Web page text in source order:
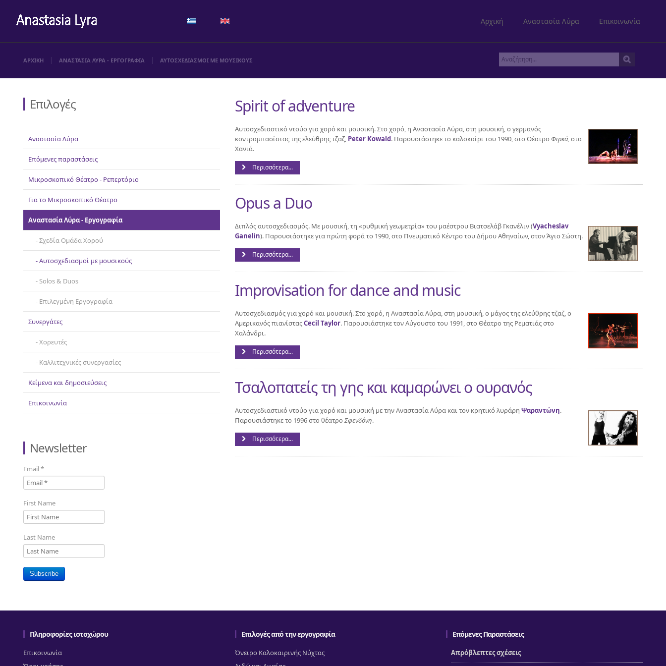
Αρχική Αναστασία Λύρα Επικοινωνία
ΑΡΧΙΚΗ ΑΝΑΣΤΑΣΙΑ ΛΥΡΑ - ΕΡΓΟΓΡΑΦΙΑ ΑΥΤΟΣΧΕΔΙΑΣΜΟΙ ΜΕ ΜΟΥΣΙΚΟΥΣ
Επιλογές
Αναστασία Λύρα
Επόμενες παραστάσεις
Μικροσκοπικό Θέατρο - Ρεπερτόριο
Για το Μικροσκοπικό Θέατρο
Αναστασία Λύρα - Εργογραφία
Σχεδία Ομάδα Χορού
Αυτοσχεδιασμοί με μουσικούς
Solos & Duos
Επιλεγμένη Εργογραφία
Συνεργάτες
Χορευτές
Καλλιτεχνικές συνεργασίες
Κείμενα και δημοσιεύσεις
Επικοινωνία
Newsletter
Email*
First Name
Last Name
Subscribe
Spirit of adventure
Αυτοσχεδιαστικό ντούο για χορό και μουσική. Στο χορό, η Αναστασία Λύρα, στη μουσική, ο γερμανός
κοντραμπασίστας της ελεύθρης τζαζ, Peter Kowald. Παρουσιάστηκε το καλοκαίρι του 1990, στο Θέατρο Φιρκά, στα
Χανιά.
Περισσότερα...
Opus a Duo
Διπλός αυτοσχεδιασμός. Με μουσική, τη «ρυθμική γεωμετρία» του μαέστρου Βιατσελάβ Γκανέλιν (Vyacheslav
Ganelin). Παρουσιάστηκε για πρώτη φορά το 1990, στο Πνευματικό Κέντρο του Δήμου Αθηναίων, στον Άγιο Σώστη.
Περισσότερα...
Improvisation for dance and music
Αυτοσχεδιασμός για χορό και μουσική. Στο χορό, η Αναστασία Λύρα, στη μουσική, ο μάγος της ελεύθρης τζαζ, ο
Αμερικανός πιανίσταςCecil Taylor. Παρουσιάστηκε τον Αύγουστο του 1991, στο Θέατρο της Ρεματιάς στο
Χαλάνδρι.
Περισσότερα...
Τσαλοπατείς τη γης και καμαρώνει ο ουρανός
Αυτοσχεδιαστικό ντούο για χορό και μουσική με την Αναστασία Λύρα και τον κρητικό λυράρη Ψαραντώνη.
Παρουσιάστηκε το 1996 στο θέατρο Σφενδόνη.
Περισσότερα...
Πληροφορίες ιστοχώρου
Επικοινωνία
Επιλογές από την εργογραφία
Όνειρο Καλοκαιρινής Νύχτας
Επόμενες Παραστάσεις
Απρόβλεπτες σχέσεις